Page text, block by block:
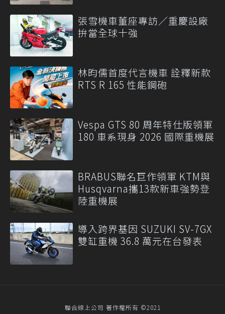
張雪機車董座專訪／重慶設廠
拚當全球十強
林昀儒首度代言機車 詮釋新款
RTS R 165 性能鋼砲
Vespa GTS 80 周年特仕版領軍
180 車系現身 2026 國際重機展
BRABUS聯名巨作領軍 KTM與
Husqvarna攜13款新車強勢登
陸重機展
導入跨界基因 SUZUKI SV-7GX
雙缸重機 36.8 萬元在台發表
聯合線上公司 著作權所有 ©2021